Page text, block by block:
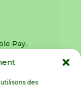
des
Pay.